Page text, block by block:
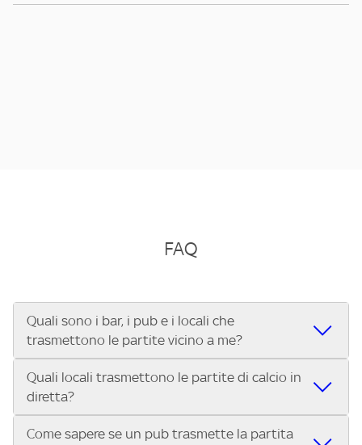
FAQ
Quali sono i bar, i pub e i locali che
trasmettono le partite vicino a me?
Se cerchi un bar, pub, ristorante o locale vicino a te per
vedere le partite di Serie A ENILIVE, la Serie C Sky Wifi, la
UEFA Champions League, la UEFA Europa League, la UEFA
Conference League, il Tennis, la Formula 1®, la MotoGP™ e
Quali locali trasmettono le partite di calcio in
diretta?
Vuoi sapere quali bar, pub o ristoranti mostrano le partite
Come sapere se un pub trasmette la partita